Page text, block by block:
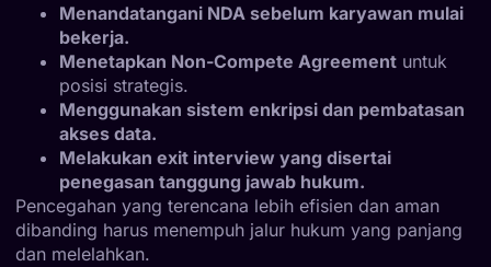
Menandatangani NDA sebelum karyawan mulai
bekerja.
Menetapkan Non-Compete Agreement untuk
posisi strategis.
Menggunakan sistem enkripsi dan pembatasan
akses data.
Melakukan exit interview yang disertai
penegasan tanggung jawab hukum.
Pencegahan yang terencana lebih efisien dan aman
dibanding harus menempuh jalur hukum yang panjang
dan melelahkan.